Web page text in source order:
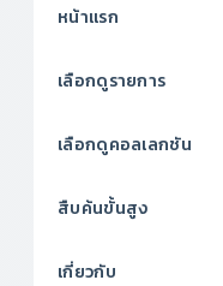
หน้าแรก
เลือกดูรายการ
เลือกดูคอลเลกชัน
สืบค้นขั้นสูง
เกี่ยวกับ